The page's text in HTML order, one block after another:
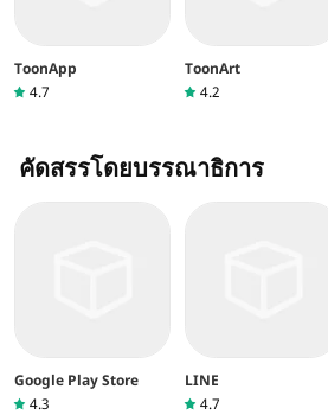
ToonApp
4.7
ToonArt
4.2
คัดสรรโดยบรรณาธิการ
Google Play Store
4.3
LINE
4.7